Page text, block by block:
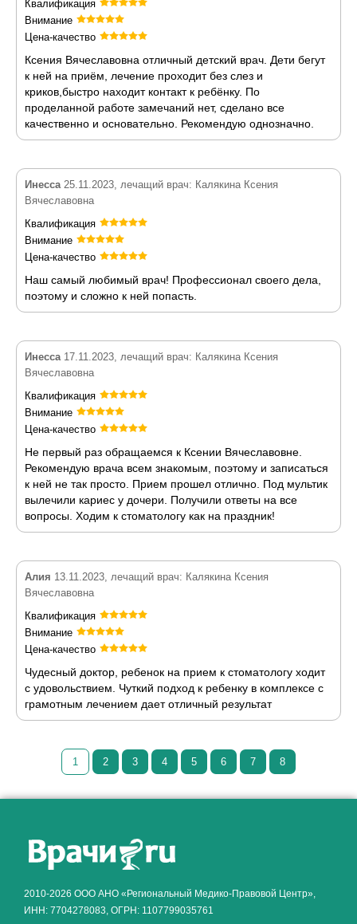
Квалификация
Внимание
Цена-качество
Ксения Вячеславовна отличный детский врач. Дети бегут
к ней на приём, лечение проходит без слез и
криков,быстро находит контакт к ребёнку. По
проделанной работе замечаний нет, сделано все
качественно и основательно. Рекомендую однозначно.
Инесса25.11.2023, лечащий врач: Калякина Ксения
Вячеславовна
Квалификация
Внимание
Цена-качество
Наш самый любимый врач! Профессионал своего дела,
поэтому и сложно к ней попасть.
Инесса17.11.2023, лечащий врач: Калякина Ксения
Вячеславовна
Квалификация
Внимание
Цена-качество
Не первый раз обращаемся к Ксении Вячеславовне.
Рекомендую врача всем знакомым, поэтому и записаться
к ней не так просто. Прием прошел отлично. Под мультик
вылечили кариес у дочери. Получили ответы на все
вопросы. Ходим к стоматологу как на праздник!
Алия 13.11.2023, лечащий врач: Калякина Ксения
Вячеславовна
Квалификация
Внимание
Цена-качество
Чудесный доктор, ребенок на прием к стоматологу ходит
с удовольствием. Чуткий подход к ребенку в комплексе с
грамотным лечением дает отличный результат
1 2 3 4 5 6 7 8
2010-2026 ООО АНО «Региональный Медико-Правовой Центр»,
ИНН: 7704278083, ОГРН: 1107799035761